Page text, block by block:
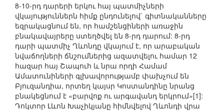
8-10-րդ դարերի երկու հայ պատմիչների
վկայություններն հիմք ընդունելով` գիտնականները
եզրակացնում են, որ համշենցիների առաջին
բնակավայրերը ստեղծվել են 8-րդ դարում: 8-րդ
դարի պատմիչ Ղևոնդը վկայում է, որ արաբական
նվաճողների ճնշումներից ազատվելու համար 12
հազար հայ Շապուհ և նրա որդի Համամ
Ամատունիների գլխավորությամբ փախչում են
Բյուզանդիա, որտեղ կայսր Կոստանդինը նրանց
բնակեցնում է «բարվոք ու արգավանդ երկրում»[1]:
Դոկտոր Լևոն Խաչիկյանը հիմնվելով Ղևոնդի վրա